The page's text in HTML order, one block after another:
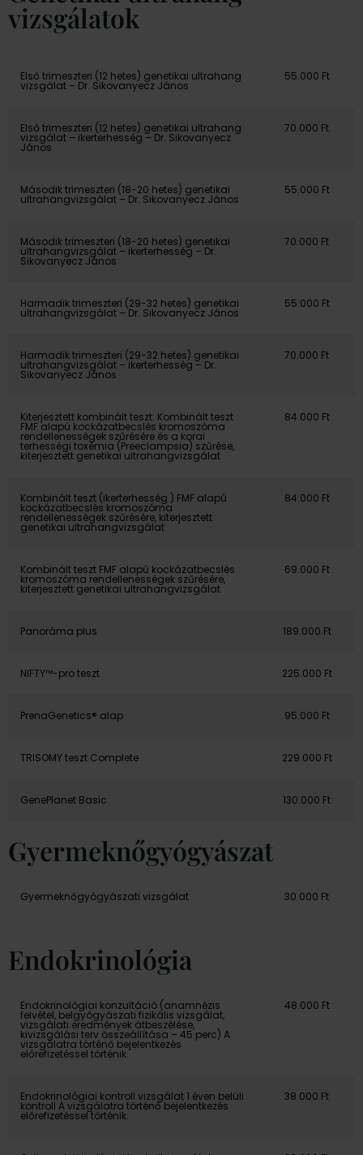
vizsgálatok
Első trimeszteri (12 hetes) genetikai ultrahang
vizsgálat – Dr. Sikovanyecz János
55.000 Ft
Első trimeszteri (12 hetes) genetikai ultrahang
vizsgálat – ikerterhesség – Dr. Sikovanyecz
János
70.000 Ft
Második trimeszteri (18-20 hetes) genetikai
ultrahangvizsgálat – Dr. Sikovanyecz János
55.000 Ft
Második trimeszteri (18-20 hetes) genetikai
ultrahangvizsgálat – ikerterhesség – Dr.
Sikovanyecz János
70.000 Ft
Harmadik trimeszteri (29-32 hetes) genetikai
ultrahangvizsgálat – Dr. Sikovanyecz János
55.000 Ft
Harmadik trimeszteri (29-32 hetes) genetikai
ultrahangvizsgálat – ikerterhesség – Dr.
Sikovanyecz János
70.000 Ft
Kiterjesztett kombinált teszt: Kombinált teszt
FMF alapú kockázatbecslés kromoszóma
rendellenességek szűrésére és a korai
terhességi toxémia (Preeclampsia) szűrése,
kiterjesztett genetikai ultrahangvizsgálat
84.000 Ft
Kombinált teszt (ikerterhesség ) FMF alapú
kockázatbecslés kromoszóma
rendellenességek szűrésére, kiterjesztett
genetikai ultrahangvizsgálat
84.000 Ft
Kombinált teszt FMF alapú kockázatbecslés
kromoszóma rendellenességek szűrésére,
kiterjesztett genetikai ultrahangvizsgálat
69.000 Ft
Panoráma plus 189.000 Ft
NIFTY™-pro teszt 225.000 Ft
PrenaGenetics® alap 95.000 Ft
TRISOMY teszt Complete 229.000 Ft
GenePlanet Basic 130.000 Ft
Gyermeknőgyógyászat
Gyermeknőgyógyászati vizsgálat 30.000 Ft
Endokrinológia
Endokrinológiai konzultáció (anamnézis
felvétel, belgyógyászati fizikális vizsgálat,
vizsgálati eredmények átbeszélése,
kivizsgálási terv összeállítása – 45 perc) A
vizsgálatra történő bejelentkezés
előrefizetéssel történik.
48.000 Ft
Endokrinológiai kontroll vizsgálat 1 éven belüli
kontroll A vizsgálatra történő bejelentkezés
előrefizetéssel történik.
38.000 Ft